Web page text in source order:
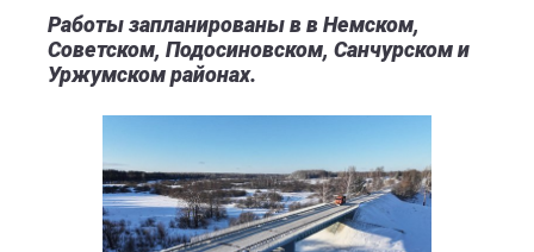
Работы запланированы в в Немском,
Советском, Подосиновском, Санчурском и
Уржумском районах.